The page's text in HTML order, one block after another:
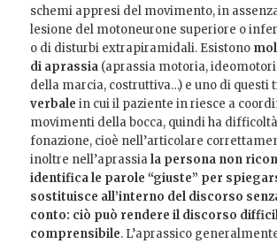
schemi appresi del movimento, in
lesione del motoneurone superiore o
o di disturbi extrapiramidali. Esistono
di aprassia (aprassia motoria,
della marcia, costruttiva…) e uno di questi
verbale in cui il paziente in riesce a
movimenti della bocca, quindi ha
fonazione, cioè nell’articolare
inoltre nell’aprassiala persona non
identifica le parole “giuste” per
sostituisce all’interno del discorso
conto: ciò può rendere il discorso
comprensibile. L’aprassico